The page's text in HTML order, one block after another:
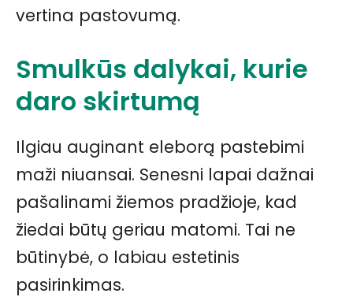
vertina pastovumą.
Smulkūs dalykai, kurie
daro skirtumą
Ilgiau auginant eleborą pastebimi
maži niuansai. Senesni lapai dažnai
pašalinami žiemos pradžioje, kad
žiedai būtų geriau matomi. Tai ne
būtinybė, o labiau estetinis
pasirinkimas.